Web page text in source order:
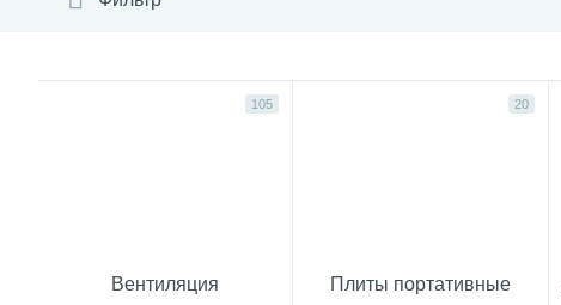
105
Вентиляция
20
Плиты портативные